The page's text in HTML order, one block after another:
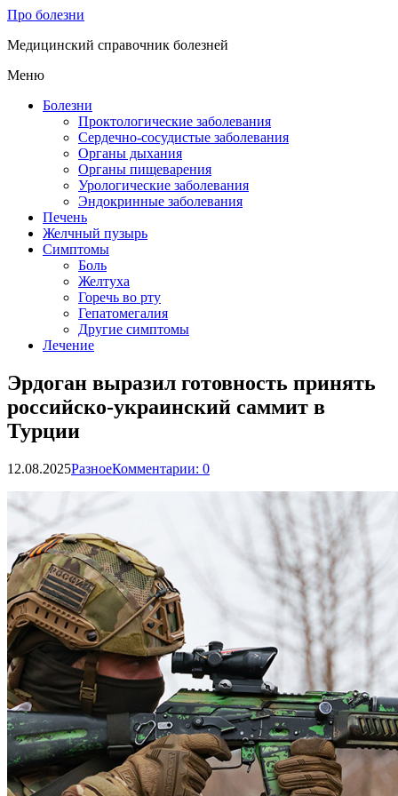
Про болезни
Медицинский справочник болезней
Меню
Болезни
Проктологические заболевания
Сердечно-сосудистые заболевания
Органы дыхания
Органы пищеварения
Урологические заболевания
Эндокринные заболевания
Печень
Желчный пузырь
Симптомы
Боль
Желтуха
Горечь во рту
Гепатомегалия
Другие симптомы
Лечение
Эрдоган выразил готовность принять
российско-украинский саммит в
Турции
12.08.2025РазноеКомментарии: 0